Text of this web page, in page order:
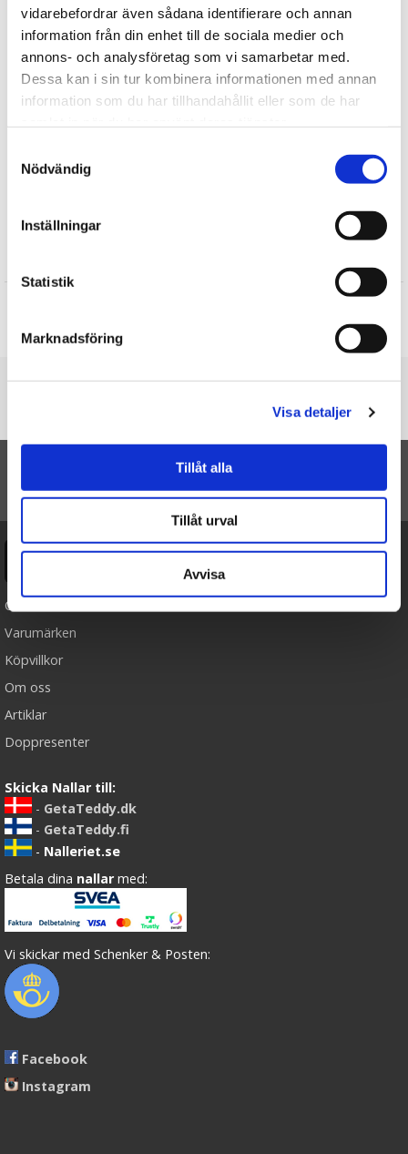
vidarebefordrar även sådana identifierare och annan
information från din enhet till de sociala medier och
annons- och analysföretag som vi samarbetar med.
Dessa kan i sin tur kombinera informationen med annan
information som du har tillhandahållit eller som de har
Nödvändig
Inställningar
Statistik
Marknadsföring
Visa detaljer
Tillåt alla
Tillåt urval
Avvisa
Tipsa
Upptäck mer
Hundar Gosedjur
Faithful Friends
Du är här
TILL TOPPEN
Cookies
Varumärken
Köpvillkor
Om oss
Artiklar
Doppresenter
Skicka Nallar till:
- GetaTeddy.dk
- GetaTeddy.fi
- Nalleriet.se
Betala dina nallar med:
Vi skickar med Schenker & Posten:
Facebook
Instagram